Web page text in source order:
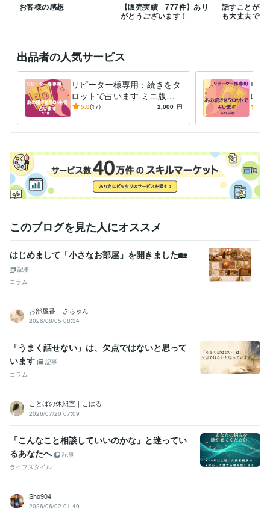
ライフスタイル・その他 / 講師・インストラクター 経験年数 : 15年
ライフスタイル・その他 / カウンセラー・コーチ 経験年数 : 15年
職歴
看護師 2000年3月 ~ 2020年2月
訪問看護事業所 2005年3月 ~ 2015年2月
バッチフラワーサロン 2010年3月 ~ 現在
占い カウンセリング 2020年3月 ~ 現在
受賞歴
三越マイカフェ　バッチフラワー講座 ハーブとバッチフラワーのあ
会 意識を変えて願いを叶えるワークショップ
資格・検定
看護師 取得年 : 1999年
ケアマネジャー（介護支援専門員） 取得年 : 2004年
ビジネス・クリエイティブツール
占い ■ジオマンシー ■バッチフ
オラクルカード
バッチフラワー
悩み相談・カウンセリング
■人間関係の悩み相談　パートナーとの関係 ■HSPさん繊細さんの悩
み相談・話し相手
■夫婦関係の悩み・愚痴聴き ■HSP☆安心感と自尊
心を育むメッセージ
■病を抱えて生きる方の悩
み相談・話し相手
■恋活・婚活疲れ相談
お客様の感想
【販売実績 777件】あり
がとうございます！
話すことがま
も大丈夫です
出品者の人気サービス
リピーター様専用：続きをタ
ロットで占います ミニ版：
お話していたあのことの続き
5.0(17) 2,000 円
リ
ロッ
版：
このブログを見た人にオススメ
はじめまして「小さなお部屋」を開きました🏡
記事
コラム
お部屋番 さちゃん
2026/08/05 08:34
「うまく話せない」は、欠点ではないと思って
います
記事
コラム
ことばの休憩室｜こはる
2026/07/20 07:09
「こんなこと相談していいのかな」と迷ってい
るあなたへ
記事
ライフスタイル
Sho904
2026/06/02 01:49